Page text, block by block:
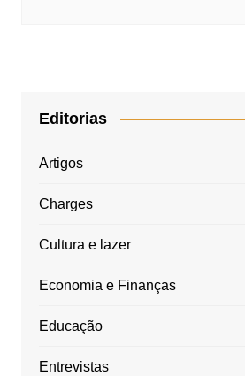
Editorias
Artigos
Charges
Cultura e lazer
Economia e Finanças
Educação
Entrevistas